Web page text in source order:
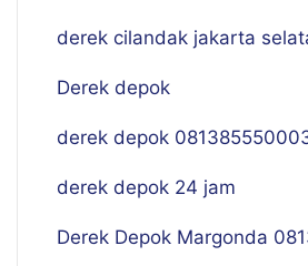
derek cilandak jakarta
Derek depok
derek depok
derek depok 24 jam
Derek Depok Margonda